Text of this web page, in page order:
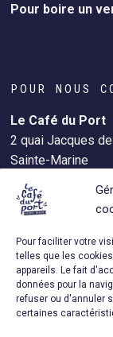
Pour faciliter votre
telles que les
appareils. Le fait
données pour la
refuser ou d'annuler
certaines
Pour boire un
POUR NOUS
Le Café du Port
2 quai Jacques
Sainte-Marine
+33
RETROUVEZ-
instagramfacebook